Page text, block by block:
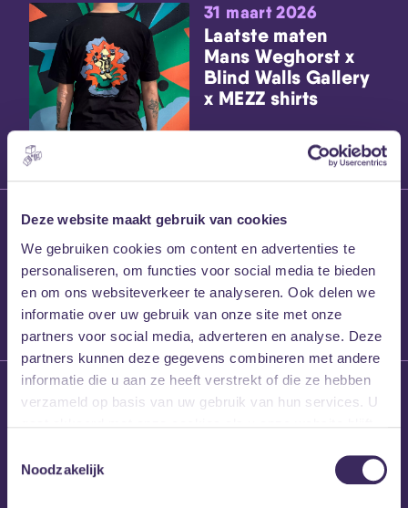
Deze website maakt gebruik van cookies
We gebruiken cookies om content en advertenties te
personaliseren, om functies voor social media te bieden
en om ons websiteverkeer te analyseren. Ook delen we
informatie over uw gebruik van onze site met onze
partners voor social media, adverteren en analyse. Deze
partners kunnen deze gegevens combineren met andere
informatie die u aan ze heeft verstrekt of die ze hebben
verzameld op basis van uw gebruik van hun services. U
Noodzakelijk
31 maart 2026
Laatste maten
Mans Weghorst x
Blind Walls Gallery
x MEZZ shirts
27 maart 2026
Willem’s Blog:
Frans Kalf
26 maart 2026
Willem’s Blog: High